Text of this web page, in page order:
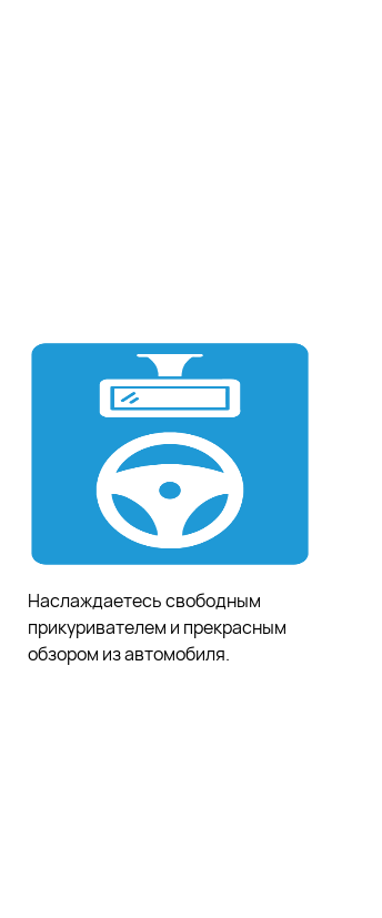
Наслаждаетесь свободным
прикуривателем и прекрасным
обзором из автомобиля.